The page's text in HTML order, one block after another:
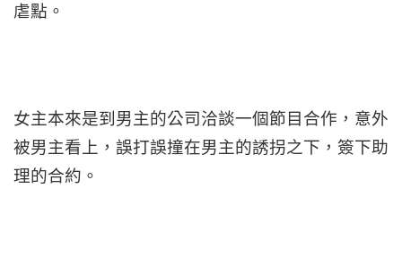
虐點。
女主本來是到男主的公司洽談一個節目合作，意外
被男主看上，誤打誤撞在男主的誘拐之下，簽下助
理的合約。